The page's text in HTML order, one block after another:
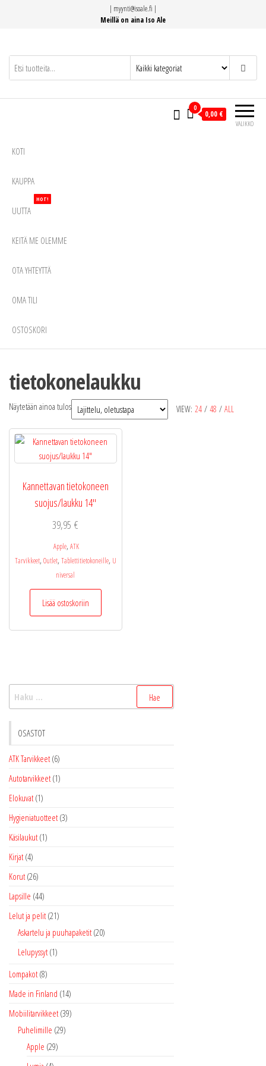
| myynti@isoale.fi |
Meillä on aina Iso Ale
VALIKKO
0
0,00 €
KOTI
KAUPPA
UUTTA
HOT!
KEITÄ ME OLEMME
OTA YHTEYTTÄ
OMA TILI
OSTOSKORI
tietokonelaukku
VIEW: 24 / 48 / ALL
Näytetään ainoa tulos
Kannettavan tietokoneen
suojus/laukku 14″
39,95€
Apple, ATK
Tarvikkeet, Outlet, Tablettitietokoneille, U
niversal
Lisää ostoskoriin
OSASTOT
ATK Tarvikkeet (6)
Autotarvikkeet (1)
Elokuvat (1)
Hygieniatuotteet (3)
Käsilaukut (1)
Kirjat (4)
Korut (26)
Lapsille (44)
Lelut ja pelit (21)
Askartelu ja puuhapaketit (20)
Lelupyssyt (1)
Lompakot (8)
Made in Finland (14)
Mobiilitarvikkeet (39)
Puhelimille (29)
Apple (29)